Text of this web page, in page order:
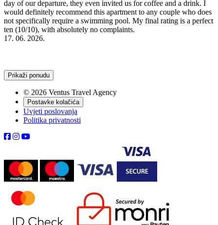
day of our departure, they even invited us for coffee and a drink. I
would definitely recommend this apartment to any couple who does
not specifically require a swimming pool. My final rating is a perfect
ten (10/10), with absolutely no complaints.
17. 06. 2026.
Prikaži ponudu
© 2026 Ventus Travel Agency
Postavke kolačića
Uvjeti poslovanja
Politika privatnosti